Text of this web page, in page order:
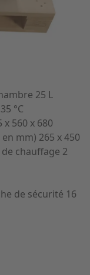
25 L
°C
560 x 680
mm) 265 x 450
chauffage 2
de sécurité 16